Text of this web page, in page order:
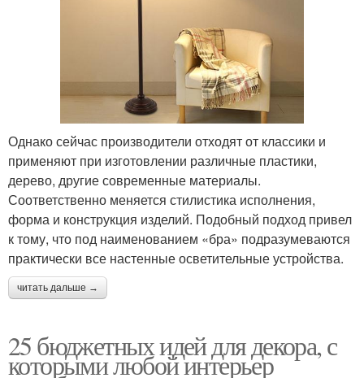
Однако сейчас производители отходят от классики и
применяют при изготовлении различные пластики,
дерево, другие современные материалы.
Соответственно меняется стилистика исполнения,
форма и конструкция изделий. Подобный подход привел
к тому, что под наименованием «бра» подразумеваются
практически все настенные осветительные устройства.
читать дальше →
25 бюджетных идей для декора, с
которыми любой интерьер